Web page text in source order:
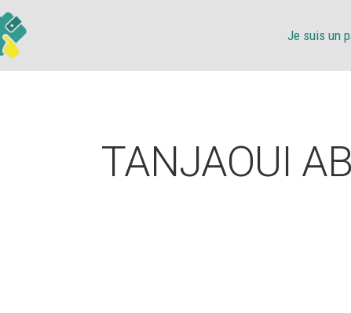
Je suis un
TANJAOUI